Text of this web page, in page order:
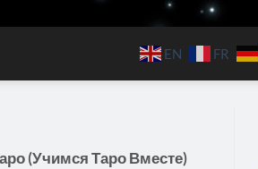
EN FR
(Учимся Таро Вместе)